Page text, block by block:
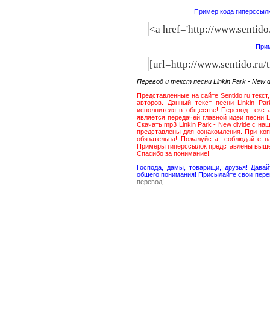
Пример кода
Перевод и текст песни Linkin Park -
Представленные на сайте Sentido.ru
авторов. Данный текст песни Linkin
исполнителя в обществе! Перевод
является передачей главной идеи
Скачать mp3 Linkin Park - New divide с
представлены для ознакомления. При
обязательна! Пожалуйста,
Примеры гиперссылок представлены
Спасибо за понимание!
Господа, дамы, товарищи, друзья!
общего понимания! Присылайте свои
перевод!